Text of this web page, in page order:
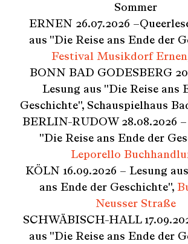
Sommer
ERNEN 26.07.2026
aus "Die Reise ans Ende der
Festival Musikdorf Ernen
BONN BAD GODESBERG
Lesung aus "Die Reise ans
Geschichte", Schauspielhaus
BERLIN-RUDOW 28.08.2026
"Die Reise ans Ende der
Leporello
KÖLN 16.09.2026 – Lesung
ans Ende der Geschichte",
Neusser Straße
SCHWÄBISCH-HALL
aus "Die Reise ans Ende der
e
a